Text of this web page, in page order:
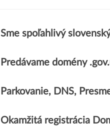
Sme spoľahlivý
Predávame domény
Parkovanie, DNS,
Okamžitá registrácia